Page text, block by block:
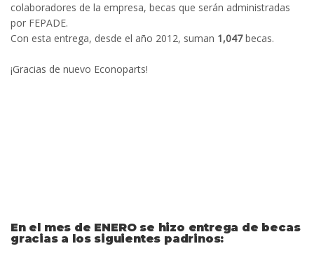
colaboradores de la empresa, becas que serán administradas
por FEPADE.
Con esta entrega, desde el año 2012, suman 1,047becas.
¡Gracias de nuevo Econoparts!
En el mes de ENERO se hizo entrega de becas
gracias a los siguientes padrinos: